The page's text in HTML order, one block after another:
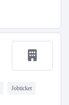
Jobticket